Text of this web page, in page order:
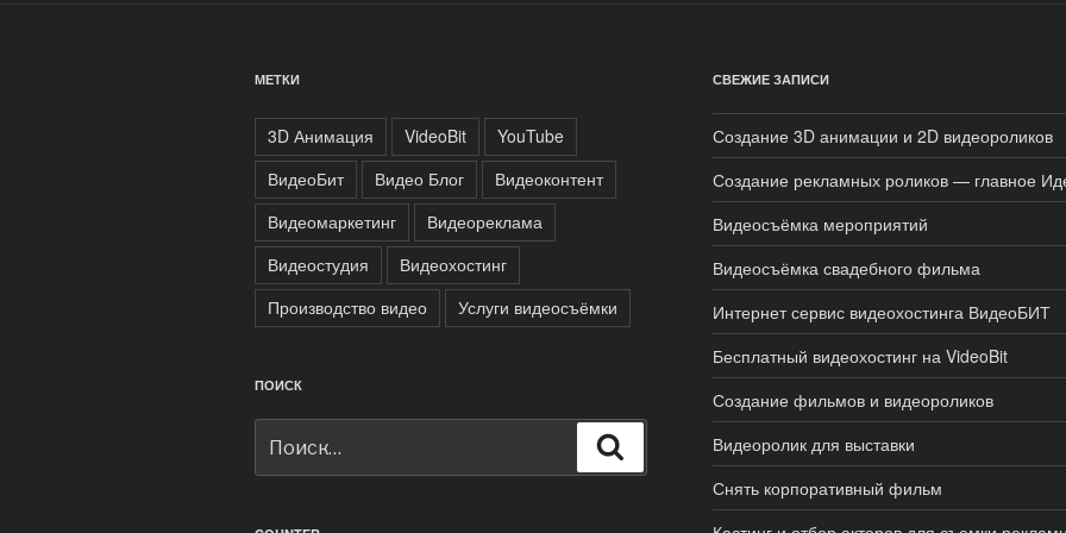
МЕТКИ
3D Анимация VideoBit
YouTube
ВидеоБит
Видео Блог
Видеоконтент
Видеомаркетинг
Видеореклама
Видеостудия
Видеохостинг
Производство видео
Услуги видеосъёмки
ПОИСК
СВЕЖИЕ ЗАПИСИ
Создание 3D анимации и 2D видеороликов
Создание рекламных роликов — главное
Видеосъёмка мероприятий
Видеосъёмка свадебного фильма
Интернет сервис видеохостинга ВидеоБИТ
Бесплатный видеохостинг на VideoBit
Создание фильмов и видеороликов
Видеоролик для выставки
Снять корпоративный фильм